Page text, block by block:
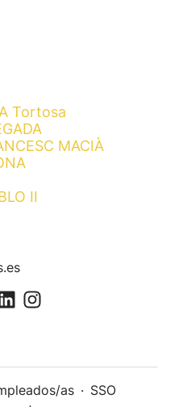
Tortosa
MACIÀ
II
as · SSO